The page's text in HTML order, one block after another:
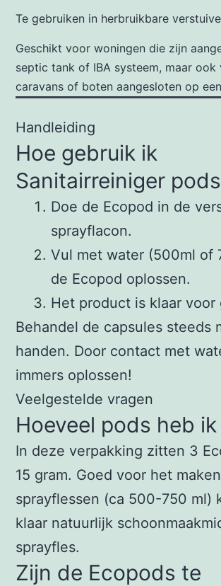
Te gebruiken in herbruikbare
Geschikt voor woningen die zijn
septic tank of IBA systeem, maar ook
caravans of boten aangesloten op
Handleiding
Hoe gebruik ik
Sanitairreiniger
Doe de Ecopod in de
sprayflacon.
Vul met water (500ml of
de Ecopod oplossen.
Het product is klaar voor
Behandel de capsules steeds
handen. Door contact met
immers oplossen!
Veelgestelde vragen
Hoeveel pods heb
In deze verpakking zitten 3
15 gram. Goed voor het
sprayflessen (ca 500-750 ml)
klaar natuurlijk
sprayfles.
Zijn de Ecopods te